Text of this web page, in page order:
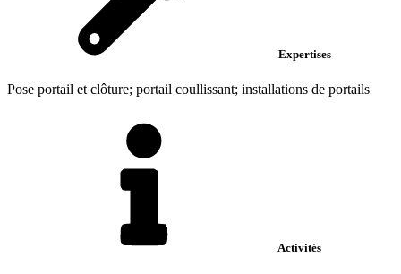
Expertises
Pose portail et clôture; portail coullissant; installations de portails
Activités